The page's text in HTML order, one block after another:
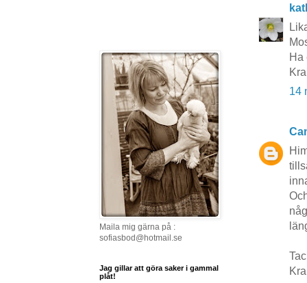
Ha
14
Maila mig gärna på :
sofiasbod@hotmail.se
Jag gillar att göra saker i gammal
plåt!